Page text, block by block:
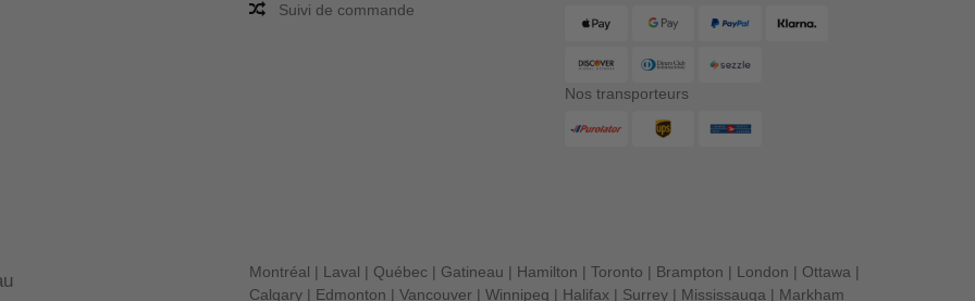
Suivi de commande
Nos transporteurs
Montréal | Laval | Québec | Gatineau | Hamilton | Toronto | Brampton | London | Ottawa |
Calgary | Edmonton | Vancouver | Winnipeg | Halifax | Surrey | Mississauga | Markham